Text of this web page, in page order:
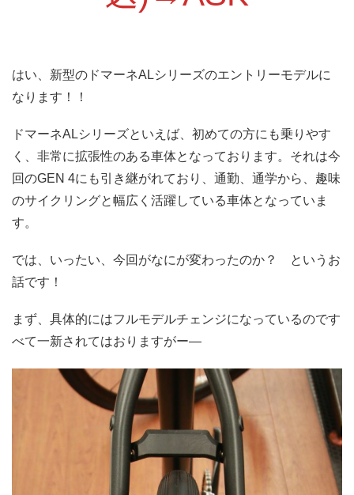
はい、新型のドマーネALシリーズのエントリーモデルに
なります！！
ドマーネALシリーズといえば、初めての方にも乗りやす
く、非常に拡張性のある車体となっております。それは今
回のGEN 4にも引き継がれており、通勤、通学から、趣味
のサイクリングと幅広く活躍している車体となっていま
す。
では、いったい、今回がなにが変わったのか？ というお
話です！
まず、具体的にはフルモデルチェンジになっているのです
べて一新されてはおりますがー―